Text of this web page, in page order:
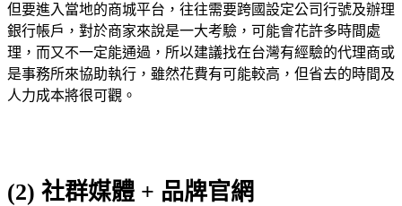
但要進入當地的商城平台，往往需要跨國設定公司行號及辦理
銀行帳戶，對於商家來說是一大考驗，可能會花許多時間處
理，而又不一定能通過，所以建議找在台灣有經驗的代理商或
是事務所來協助執行，雖然花費有可能較高，但省去的時間及
人力成本將很可觀。
(2) 社群媒體 + 品牌官網